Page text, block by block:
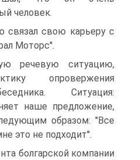
человек.
связал свою карьеру с
Моторс''.
речевую ситуацию,
опровержения
Ситуация:
наше предложение,
образом: ''Все
это не подходит''.
болгарской компании